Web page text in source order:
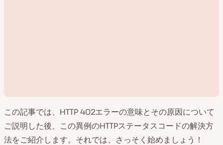
この記事では、HTTP 402エラーの意味とその原因について
ご説明した後、この異例のHTTPステータスコードの解決方
法をご紹介します。それでは、さっそく始めましょう！